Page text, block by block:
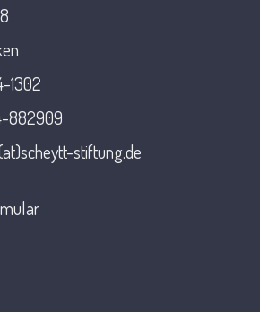
1302
882909
stiftung.de